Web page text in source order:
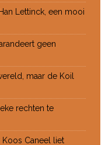
Lettinck, een mooi
geen
maar de Koil
rechten te
Caneel liet